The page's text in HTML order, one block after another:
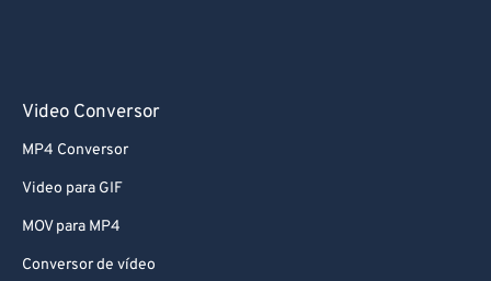
Video Conversor
MP4 Conversor
Video para GIF
MOV para MP4
Conversor de vídeo